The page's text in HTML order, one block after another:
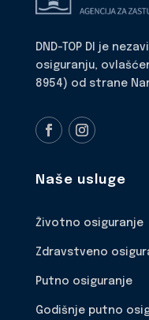
DND-TOP DI je
osiguranju,
8954) od strane
Naše usluge
Životno osiguranje
Zdravstveno
Putno osiguranje
Godišnje putno